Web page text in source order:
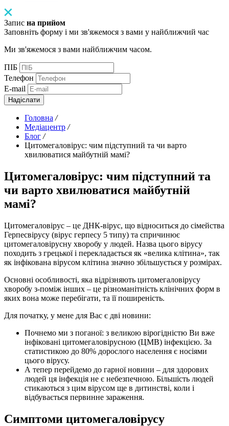
Запис на прийом
Заповніть форму і ми зв'яжемося з вами у найближчий час
Ми зв'яжемося з вами найближчим часом.
ПІБ
Телефон
E-mail
Надіслати
Головна /
Медіацентр /
Блог /
Цитомегаловірус: чим підступний та чи варто
хвилюватися майбутній мамі?
Цитомегаловірус: чим підступний та
чи варто хвилюватися майбутній
мамі?
Цитомегаловірус – це ДНК-вірус, що відноситься до сімейства
Герпесвірусу (вірус герпесу 5 типу) та спричинює
цитомегаловірусну хворобу у людей. Назва цього вірусу
походить з грецької і перекладається як «велика клітина», так
як інфікована вірусом клітина значно збільшується у розмірах.
Основні особливості, яка відрізняють цитомегаловірусу
хворобу з-поміж інших – це різноманітність клінічних форм в
яких вона може перебігати, та її поширеність.
Для початку, у мене для Вас є дві новини:
Почнемо ми з поганої: з великою вірогідністю Ви вже
інфіковані цитомегаловірусною (ЦМВ) інфекцією. За
статистикою до 80% дорослого населення є носіями
цього вірусу.
А тепер перейдемо до гарної новини – для здорових
людей ця інфекція не є небезпечною. Більшість людей
стикаються з цим вірусом ще в дитинстві, коли і
відбувається первинне зараження.
Симптоми цитомегаловірусу